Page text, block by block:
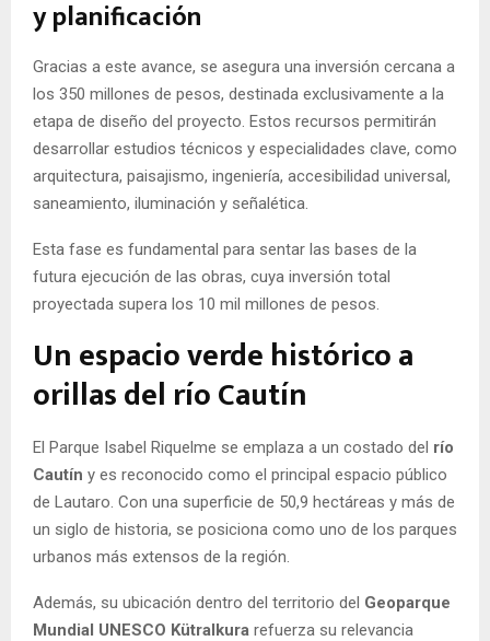
y planificación
Gracias a este avance, se asegura una inversión cercana a
los 350 millones de pesos, destinada exclusivamente a la
etapa de diseño del proyecto. Estos recursos permitirán
desarrollar estudios técnicos y especialidades clave, como
arquitectura, paisajismo, ingeniería, accesibilidad universal,
saneamiento, iluminación y señalética.
Esta fase es fundamental para sentar las bases de la
futura ejecución de las obras, cuya inversión total
proyectada supera los 10 mil millones de pesos.
Un espacio verde histórico a
orillas del río Cautín
El Parque Isabel Riquelme se emplaza a un costado del río
Cautín y es reconocido como el principal espacio público
de Lautaro. Con una superficie de 50,9 hectáreas y más de
un siglo de historia, se posiciona como uno de los parques
urbanos más extensos de la región.
Además, su ubicación dentro del territorio del Geoparque
Mundial UNESCO Kütralkura refuerza su relevancia